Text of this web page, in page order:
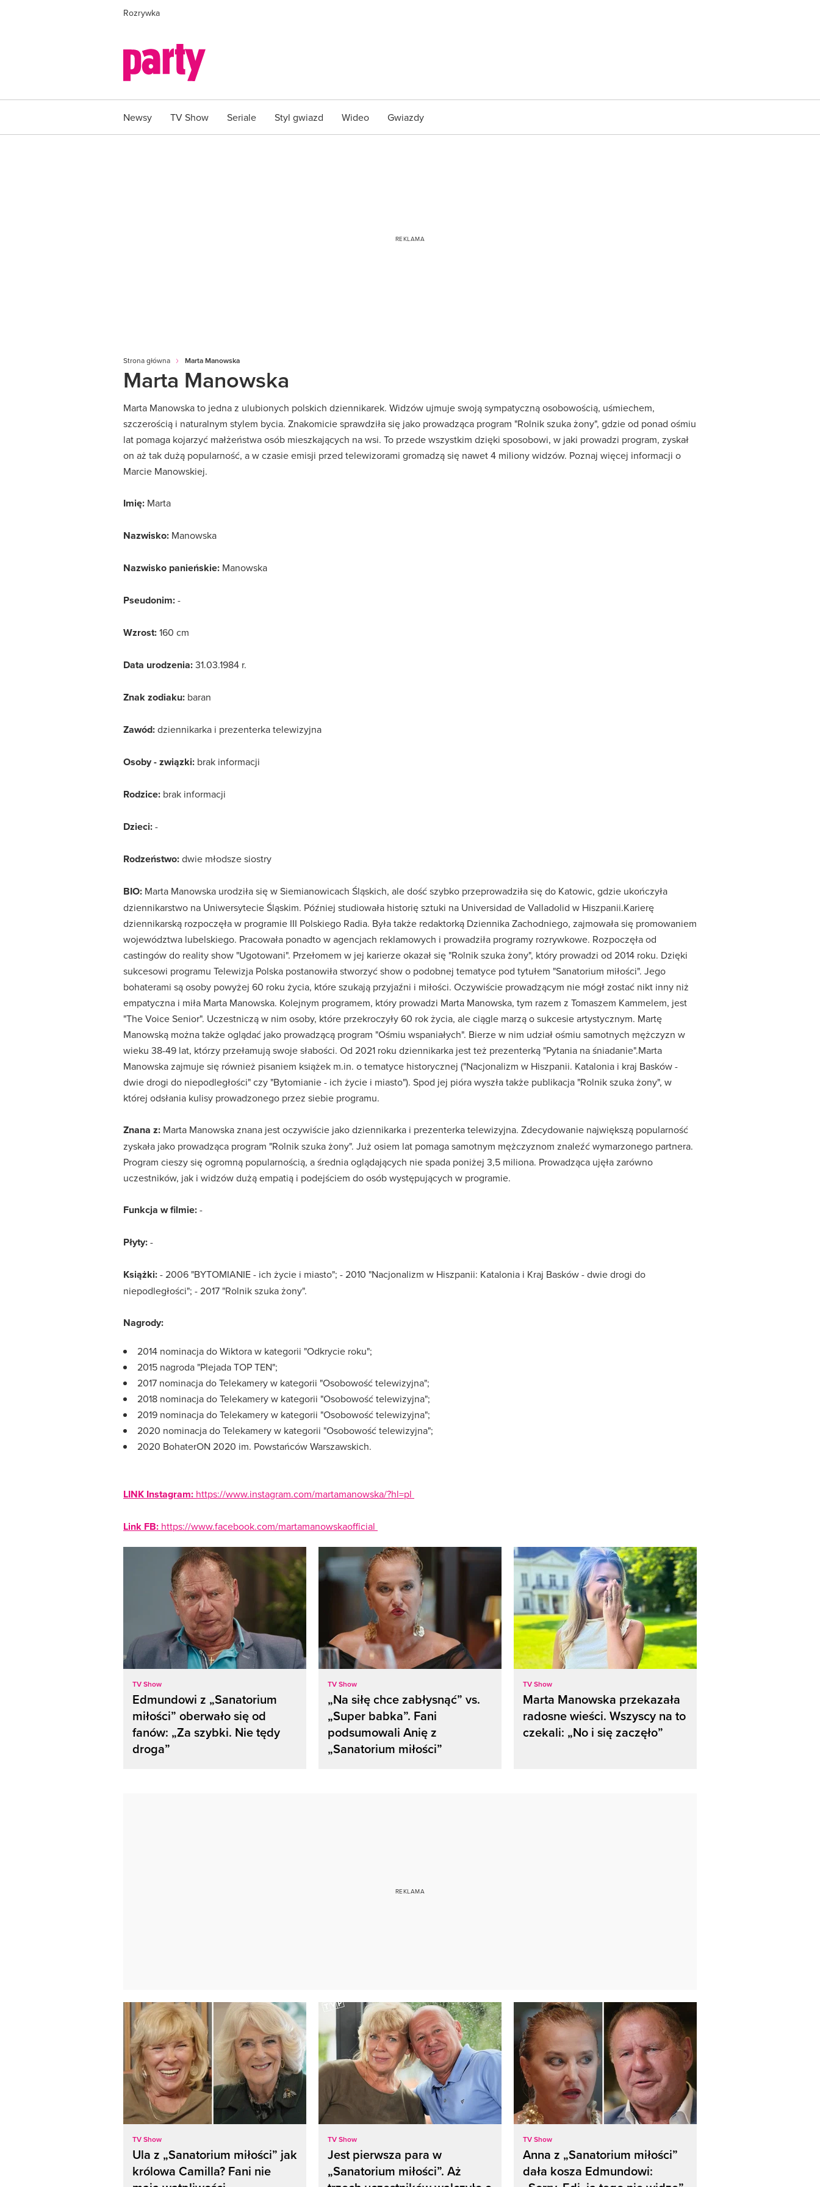
Rozrywka
Newsy TV Show Seriale Styl gwiazd Wideo Gwiazdy
Strona główna Marta Manowska
Marta Manowska
Marta Manowska to jedna z ulubionych polskich dziennikarek. Widzów ujmuje swoją sympatyczną osobowością, uśmiechem,
szczerością i naturalnym stylem bycia. Znakomicie sprawdziła się jako prowadząca program "Rolnik szuka żony", gdzie od ponad ośmiu
lat pomaga kojarzyć małżeństwa osób mieszkających na wsi. To przede wszystkim dzięki sposobowi, w jaki prowadzi program, zyskał
on aż tak dużą popularność, a w czasie emisji przed telewizorami gromadzą się nawet 4 miliony widzów. Poznaj więcej informacji o
Marcie Manowskiej.
Imię: Marta
Nazwisko: Manowska
Nazwisko panieńskie: Manowska
Pseudonim:-
Wzrost:160 cm
Data urodzenia:31.03.1984 r.
Znak zodiaku: baran
Zawód:dziennikarka i prezenterka telewizyjna
Osoby - związki: brak informacji
Rodzice: brak informacji
Dzieci:-
Rodzeństwo:dwie młodsze siostry
BIO: Marta Manowska urodziła się w Siemianowicach Śląskich, ale dość szybko przeprowadziła się do Katowic, gdzie ukończyła
dziennikarstwo na Uniwersytecie Śląskim. Później studiowała historię sztuki na Universidad de Valladolid w Hiszpanii.Karierę
dziennikarską rozpoczęła w programie III Polskiego Radia. Była także redaktorką Dziennika Zachodniego, zajmowała się promowaniem
województwa lubelskiego. Pracowała ponadto w agencjach reklamowych i prowadziła programy rozrywkowe. Rozpoczęła od
castingów do reality show "Ugotowani". Przełomem w jej karierze okazał się "Rolnik szuka żony", który prowadzi od 2014 roku. Dzięki
sukcesowi programu Telewizja Polska postanowiła stworzyć show o podobnej tematyce pod tytułem "Sanatorium miłości". Jego
bohaterami są osoby powyżej 60 roku życia, które szukają przyjaźni i miłości. Oczywiście prowadzącym nie mógł zostać nikt inny niż
empatyczna i miła Marta Manowska. Kolejnym programem, który prowadzi Marta Manowska, tym razem z Tomaszem Kammelem, jest
"The Voice Senior". Uczestniczą w nim osoby, które przekroczyły 60 rok życia, ale ciągle marzą o sukcesie artystycznym. Martę
Manowską można także oglądać jako prowadzącą program "Ośmiu wspaniałych". Bierze w nim udział ośmiu samotnych mężczyzn w
wieku 38-49 lat, którzy przełamują swoje słabości. Od 2021 roku dziennikarka jest też prezenterką "Pytania na śniadanie".Marta
Manowska zajmuje się również pisaniem książek m.in. o tematyce historycznej ("Nacjonalizm w Hiszpanii. Katalonia i kraj Basków -
dwie drogi do niepodległości" czy "Bytomianie - ich życie i miasto"). Spod jej pióra wyszła także publikacja "Rolnik szuka żony", w
której odsłania kulisy prowadzonego przez siebie programu.
Znana z: Marta Manowska znana jest oczywiście jako dziennikarka i prezenterka telewizyjna. Zdecydowanie największą popularność
zyskała jako prowadząca program "Rolnik szuka żony". Już osiem lat pomaga samotnym mężczyznom znaleźć wymarzonego partnera.
Program cieszy się ogromną popularnością, a średnia oglądających nie spada poniżej 3,5 miliona. Prowadząca ujęła zarówno
uczestników, jak i widzów dużą empatią i podejściem do osób występujących w programie.
Funkcja w filmie:-
Płyty:-
Książki:- 2006 "BYTOMIANIE - ich życie i miasto"; - 2010 "Nacjonalizm w Hiszpanii: Katalonia i Kraj Basków - dwie drogi do
niepodległości"; - 2017 "Rolnik szuka żony".
Nagrody:
2014 nominacja do Wiktora w kategorii "Odkrycie roku";
2015 nagroda "Plejada TOP TEN";
2017 nominacja do Telekamery w kategorii "Osobowość telewizyjna";
2018 nominacja do Telekamery w kategorii "Osobowość telewizyjna";
2019 nominacja do Telekamery w kategorii "Osobowość telewizyjna";
2020 nominacja do Telekamery w kategorii "Osobowość telewizyjna";
2020 BohaterON 2020 im. Powstańców Warszawskich.
LINK Instagram: https://www.instagram.com/martamanowska/?hl=pl
Link FB: https://www.facebook.com/martamanowskaofficial
TV Show
Edmundowi z „Sanatorium
miłości” oberwało się od
fanów: „Za szybki. Nie tędy
droga”
TV Show
„Na siłę chce zabłysnąć” vs.
„Super babka”. Fani
podsumowali Anię z
„Sanatorium miłości”
TV Show
Marta Manowska przekazała
radosne wieści. Wszyscy na to
czekali: „No i się zaczęło”
TV Show
Ula z „Sanatorium miłości” jak
królowa Camilla? Fani nie
TV Show
Jest pierwsza para w
„Sanatorium miłości”. Aż
TV Show
Anna z „Sanatorium miłości”
dała kosza Edmundowi: